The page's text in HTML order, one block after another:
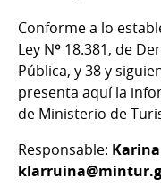
Conforme a lo
Ley Nº 18.381, de
Pública, y 38 y
presenta aquí la
de Ministerio de
Responsable: